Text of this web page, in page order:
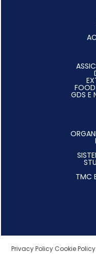
FOOD
GDS E
TMC
Privacy Policy Cookie Policy